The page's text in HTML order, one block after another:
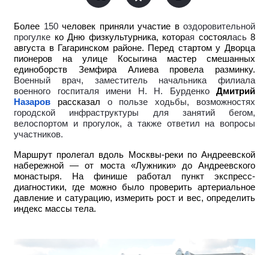
Более 150человек приняли участие в оздоровительной
прогулке ко Дню физкультурника, которая состоялась8
августа в Гагаринском районе. Перед стартом у Дворца
пионеров на улице Косыгина мастер смешанных
единоборств Земфира Алиева провела разминку.
Военный врач, заместитель начальника филиала
военного госпиталя имени Н. Н. Бурденко Дмитрий
Назаров рассказал о пользе ходьбы, возможностях
городской инфраструктуры для занятий бегом,
велоспортом и прогулок, а также ответил на вопросы
участников.
Маршрут пролегал вдоль Москвы-реки по Андреевской
набережной — от моста «Лужники» до Андреевского
монастыря. На финише работал пункт экспресс-
диагностики, где можно было проверить артериальное
давление и сатурацию, измерить рост и вес, определить
индекс массы тела.